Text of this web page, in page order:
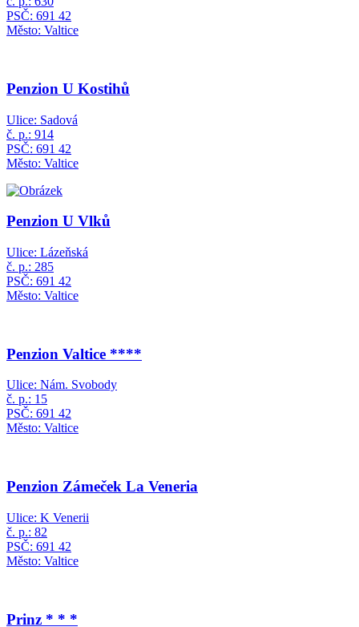
PSČ: 691 42
Město: Valtice
Penzion U Kostihů
Ulice: Sadová
č. p.: 914
PSČ: 691 42
Město: Valtice
Penzion U Vlků
Ulice: Lázeňská
č. p.: 285
PSČ: 691 42
Město: Valtice
Penzion Valtice ****
Ulice: Nám. Svobody
č. p.: 15
PSČ: 691 42
Město: Valtice
Penzion Zámeček La Veneria
Ulice: K Venerii
č. p.: 82
PSČ: 691 42
Město: Valtice
Prinz * * *